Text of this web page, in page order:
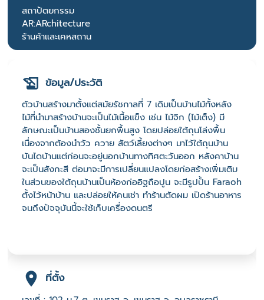
สถาปัตยกรรม
AR:ARchitecture
ร้านค้าและเคหสถาน
ข้อมูล/ประวัติ
ตัวบ้านสร้างมาตั้งแต่สมัยรัชกาลที่ 7 เดิมเป็นบ้านไม้ทั้งหลัง
ไม้ที่นำมาสร้างบ้านจะเป็นไม้เนื้อแข็ง เช่น ไม้จิก (ไม้เต็ง) มี
ลักษณะเป็นบ้านสองชั้นยกพื้นสูง โดยปล่อยใต้ถุนโล่งพื้น
เนื่องจากต้องนำวัว ควาย สัตว์เลี้ยงต่างๆ มาไว้ใต้ถุนบ้าน
บันไดบ้านแต่ก่อนจะอยู่นอกบ้านทางทิศตะวันออก หลังคาบ้าน
จะเป็นสังกะสี ต่อมาจะมีการเปลี่ยนแปลงโดยก่อสร้างเพิ่มเติม
ในส่วนของใต้ถุนบ้านเป็นห้องก่ออิฐถือปูน จะมีรูปปั้น Faraoh
ตั้งไว้หน้าบ้าน และปล่อยให้คนเช่า ทำร้านตัดผม เปิดร้านอาหาร
จนถึงปัจจุบันนี้จะใช้เก็บเครื่องดนตรี
ที่ตั้ง